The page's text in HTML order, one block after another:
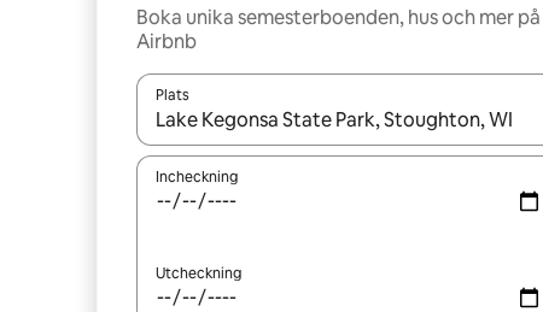
Boka unika semesterboenden, hus och mer på
Airbnb
Plats
När resultaten är tillgängliga kan du navigera
Incheckning
Utcheckning